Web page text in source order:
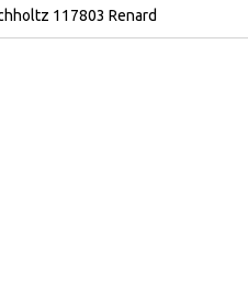
117803 Renard